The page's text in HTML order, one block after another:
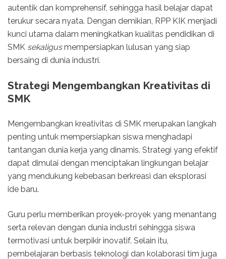
autentik dan komprehensif, sehingga hasil belajar dapat
terukur secara nyata. Dengan demikian, RPP KIK menjadi
kunci utama dalam meningkatkan kualitas pendidikan di
SMK sekaligusmempersiapkan lulusan yang siap
bersaing di dunia industri.
Strategi Mengembangkan Kreativitas di
SMK
Mengembangkan kreativitas di SMK merupakan langkah
penting untuk mempersiapkan siswa menghadapi
tantangan dunia kerja yang dinamis. Strategi yang efektif
dapat dimulai dengan menciptakan lingkungan belajar
yang mendukung kebebasan berkreasi dan eksplorasi
ide baru.
Guru perlu memberikan proyek-proyek yang menantang
serta relevan dengan dunia industri sehingga siswa
termotivasi untuk berpikir inovatif. Selain itu,
pembelajaran berbasis teknologi dan kolaborasi tim juga